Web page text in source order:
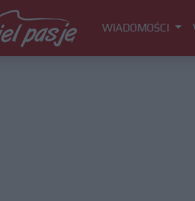
WIADOMOŚCI